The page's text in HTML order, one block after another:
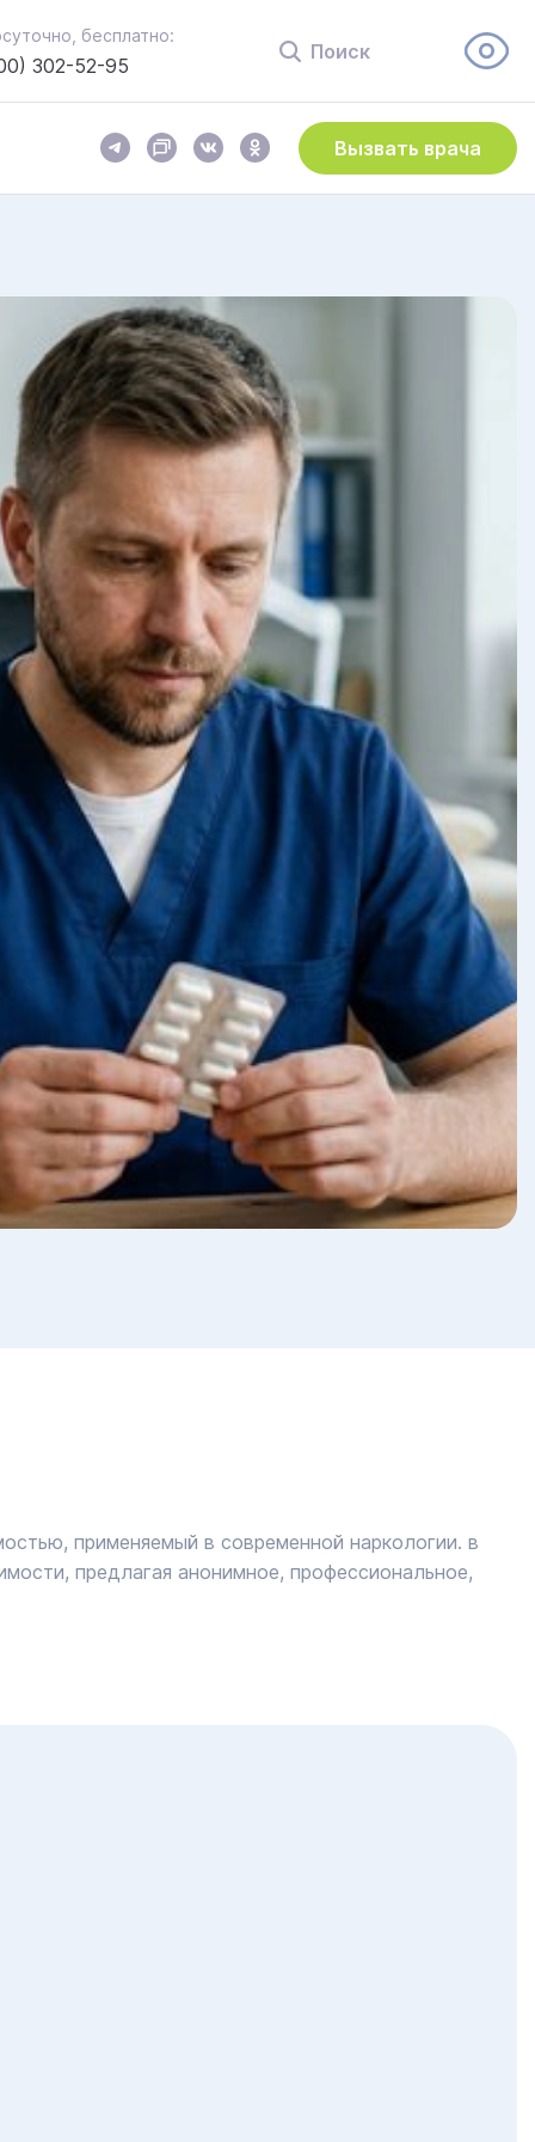
бесплатно:
302-52-95
Поиск
Вызвать врача
применяемый в современной наркологии. в
предлагая анонимное, профессиональное,